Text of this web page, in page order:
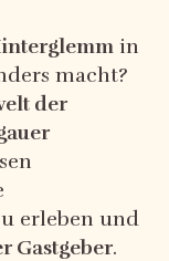
in
macht?
der
erleben und
Gastgeber.